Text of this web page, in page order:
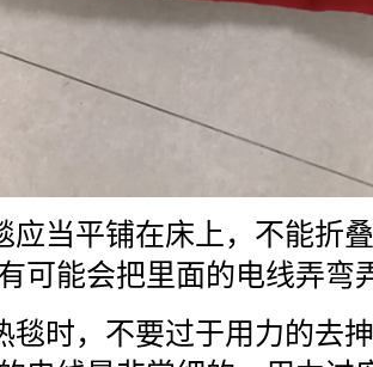
应当平铺在床上，不能折
可能会把里面的电线弄弯
毯时，不要过于用力的去